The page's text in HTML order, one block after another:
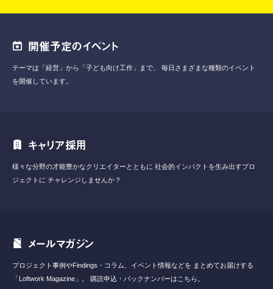
開催予定のイベント
テーマは「経営」から「子ども向け工作」まで、
毎日さまざまな種類のイベント
を開催しています。
キャリア採用
様々な分野の才能豊かなクリエイターとともに 社会的インパクトを生み出すプロ
ジェクトに チャレンジしませんか？
メールマガジン
プロジェクト事例やFindings・コラム、イベント情報などを まとめてお届けする
「Loftwork Magazine」。
購読申込・バックナンバーはこちら。